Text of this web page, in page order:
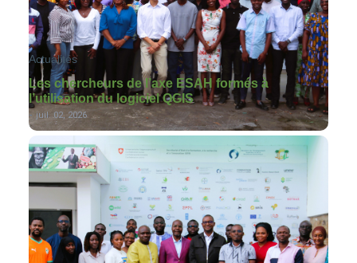
Actualités
Les chercheurs de l’axe ESAH formés à
l’utilisation du logiciel QGIS
- juil. 02, 2026